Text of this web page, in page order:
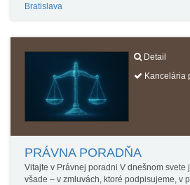
Bratislava
Detail
Kancelária
PRÁVNA PORADŇA
Vitajte v Právnej poradni V dnešnom svete
všade – v zmluvách, ktoré podpisujeme, v